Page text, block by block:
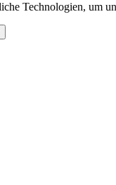
Technologien, um